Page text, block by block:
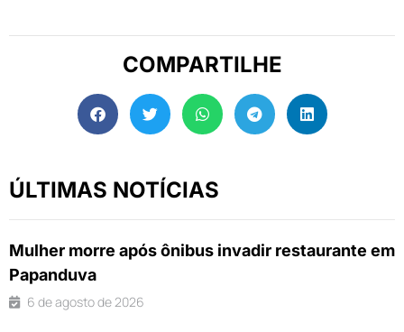
COMPARTILHE
ÚLTIMAS NOTÍCIAS
Mulher morre após ônibus invadir restaurante em
Papanduva
6 de agosto de 2026